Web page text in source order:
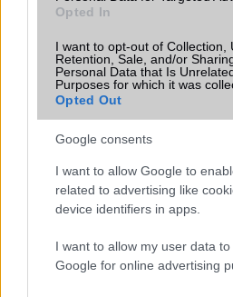
Opted In
I want to opt-out of Collection,
Retention, Sale, and/or
Personal Data that Is
Purposes for which it was
Opted Out
Google consents
I want to allow Google to
related to advertising like
device identifiers in apps.
I want to allow my user data
Google for online advertising
Oppo zászlósa Snapdragon 888-
Oppo Find X3: AnTuTu rekord
4500 mAh-es akkuval jön a Oppo
Snapdragon 870 procit kap az
Bemutatták az Oppo Find X3-at
Európában is kapható az Oppo